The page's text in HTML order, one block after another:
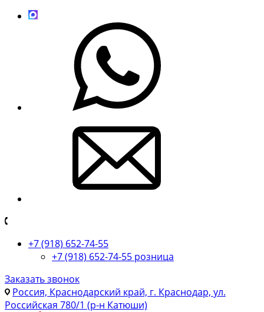
+7 (918) 652-74-55
+7 (918) 652-74-55 розница
Заказать звонок
Россия, Краснодарский край, г. Краснодар, ул.
Российская 780/1 (р-н Катюши)